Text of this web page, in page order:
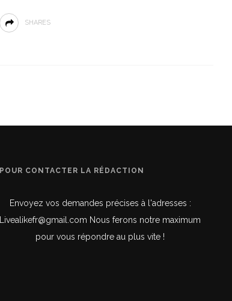
SHARES
POUR CONTACTER LA RÉDACTION
Envoyez vos demandes précises à l'adresses :
Livealikefr@gmail.com Nous ferons notre maximum
pour vous répondre au plus vite !